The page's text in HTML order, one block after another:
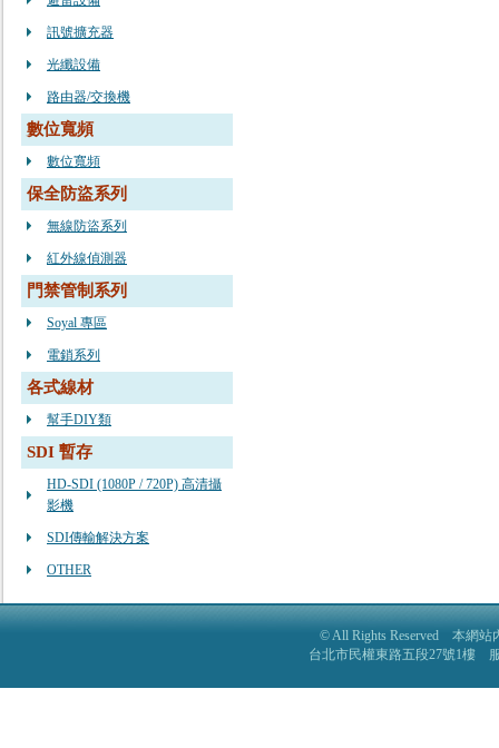
訊號擴充器
光纖設備
路由器/交換機
數位寬頻
數位寬頻
保全防盜系列
無線防盜系列
紅外線偵測器
門禁管制系列
Soyal 專區
電鎖系列
各式線材
幫手DIY類
SDI 暫存
HD-SDI (1080P / 720P) 高清攝
影機
SDI傳輸解決方案
OTHER
© All Rights Reserved 本網站
台北市民權東路五段27號1樓